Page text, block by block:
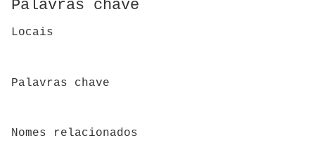
Palavras chave
Locais
Palavras chave
Nomes relacionados